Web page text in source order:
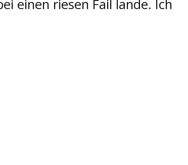
einen riesen Fail lande. Ich